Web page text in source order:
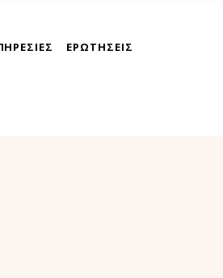
express athina
ΕΡΩΤΗΣΕΙΣ